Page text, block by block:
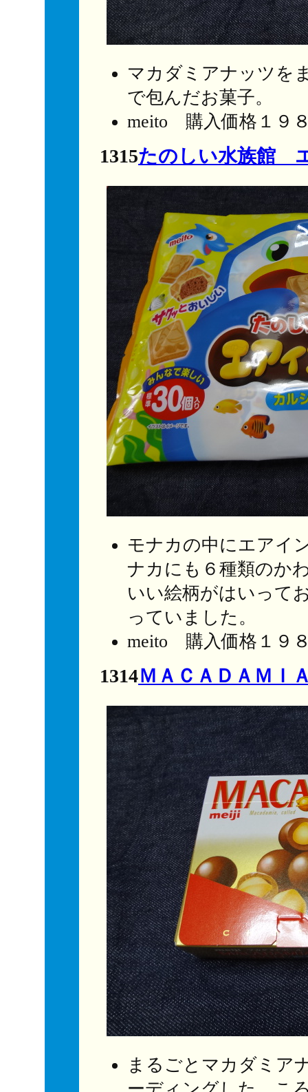
マカダミアナッツを
で包んだお菓子。
meito 購入価格１９
1315たのしい水族館
モナカの中にエアイ
ナカにも６種類のか
いい絵柄がはいって
っていました。
meito 購入価格１９
1314ＭＡＣＡＤＡＭＩ
まるごとマカダミア